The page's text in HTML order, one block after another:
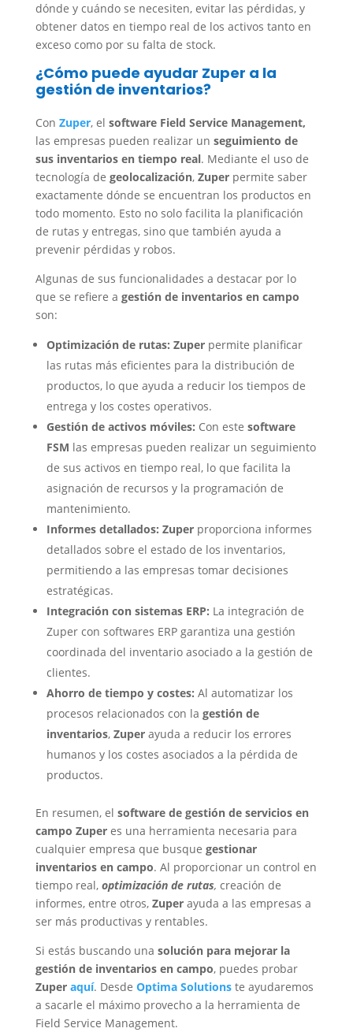
dónde y cuándo se necesiten, evitar las pérdidas, y
obtener datos en tiempo real de los activos tanto en
exceso como por su falta de stock.
¿Cómo puede ayudar Zuper a la
gestión de inventarios?
Con Zuper, el software Field Service Management,
las empresas pueden realizar un seguimiento de
sus inventarios en tiempo real. Mediante el uso de
tecnología de geolocalización, Zuperpermite saber
exactamente dónde se encuentran los productos en
todo momento. Esto no solo facilita la planificación
de rutas y entregas, sino que también ayuda a
prevenir pérdidas y robos.
Algunas de sus funcionalidades a destacar por lo
que se refiere a gestión de inventarios en campo
son:
Optimización de rutas: Zuperpermite planificar
las rutas más eficientes para la distribución de
productos, lo que ayuda a reducir los tiempos de
entrega y los costes operativos.
Gestión de activos móviles: Con este software
FSM las empresas pueden realizar un seguimiento
de sus activos en tiempo real, lo que facilita la
asignación de recursos y la programación de
mantenimiento.
Informes detallados: Zuperproporciona informes
detallados sobre el estado de los inventarios,
permitiendo a las empresas tomar decisiones
estratégicas.
Integración con sistemas ERP: La integración de
Zuper con softwares ERP garantiza una gestión
coordinada del inventario asociado a la gestión de
clientes.
Ahorro de tiempo y costes: Al automatizar los
procesos relacionados con la gestión de
inventarios, Zuperayuda a reducir los errores
humanos y los costes asociados a la pérdida de
productos.
En resumen, el software de gestión de servicios en
campo Zuperes una herramienta necesaria para
cualquier empresa que busque gestionar
inventarios en campo. Al proporcionar un control en
tiempo real, optimización de rutas, creación de
informes, entre otros, Zuperayuda a las empresas a
ser más productivas y rentables.
Si estás buscando una solución para mejorar la
gestión de inventarios en campo, puedes probar
Zuper aquí. Desde Optima Solutionste ayudaremos
a sacarle el máximo provecho a la herramienta de
Field Service Management.